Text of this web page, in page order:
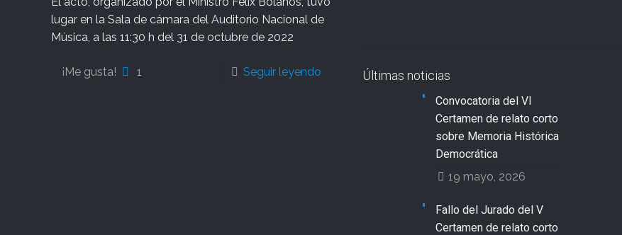
lugar en la Sala de cámara del Auditorio Nacional de
Música, a las 11:30 h del 31 de octubre de 2022
¡Me gusta! 1 Seguir leyendo Últimas noticias
Convocatoria del VI
Certamen de relato corto
sobre Memoria Histórica
Democrática
19 mayo, 2026
Fallo del Jurado del V
Certamen de relato corto